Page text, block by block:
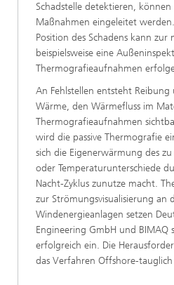
Schadstelle detektieren,
Maßnahmen eingeleitet
Position des Schadens kann zur
beispielsweise eine
Thermografieaufnahmen
An Fehlstellen entsteht Reibung
Wärme, den Wärmefluss im
Thermografieaufnahmen
wird die passive Thermografie
sich die Eigenerwärmung des
oder Temperaturunterschiede
Nacht-Zyklus zunutze macht.
zur Strömungsvisualisierung an
Windenergieanlagen setzen
Engineering GmbH und BIMAQ
erfolgreich ein. Die
das Verfahren Offshore-